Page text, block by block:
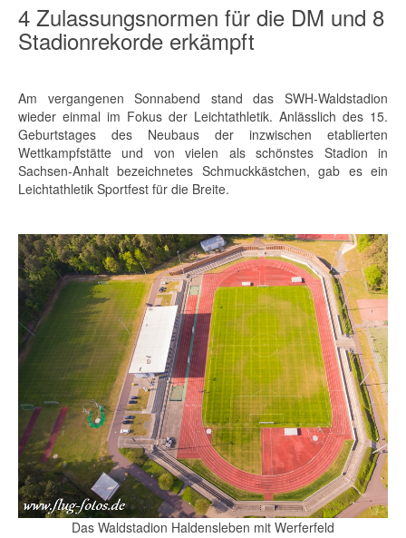
4 Zulassungsnormen für die DM und 8
Stadionrekorde erkämpft
Am vergangenen Sonnabend stand das SWH-Waldstadion
wieder einmal im Fokus der Leichtathletik. Anlässlich des 15.
Geburtstages des Neubaus der inzwischen etablierten
Wettkampfstätte und von vielen als schönstes Stadion in
Sachsen-Anhalt bezeichnetes Schmuckkästchen, gab es ein
Leichtathletik Sportfest für die Breite.
Das Waldstadion Haldensleben mit Werferfeld